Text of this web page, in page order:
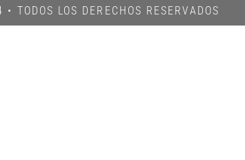
TODOS LOS DERECHOS RESERVADOS